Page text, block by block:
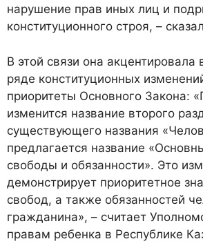
нарушение прав иных лиц и
конституционного строя, –
В этой связи она акцентировала
ряде конституционных
приоритеты Основного Закона:
изменится название второго
существующего названия
предлагается название
свободы и обязанности». Это
демонстрирует приоритетное
свобод, а также обязанностей
гражданина», – считает
правам ребенка в Республике